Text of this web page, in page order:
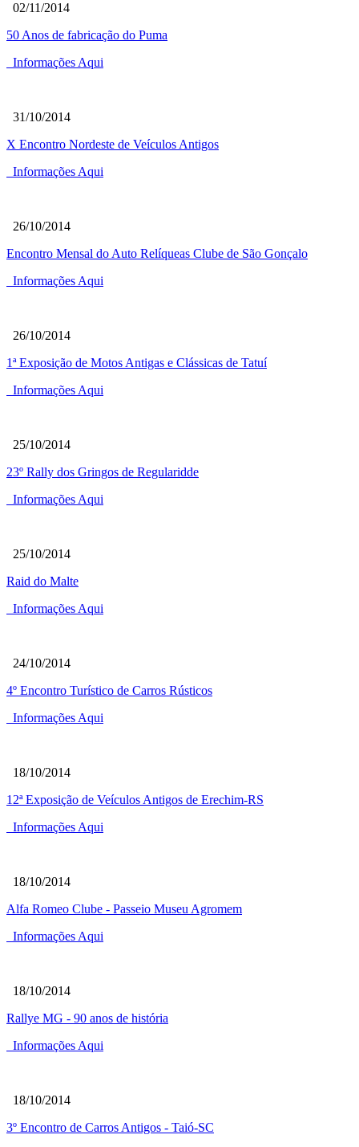
02/11/2014
50 Anos de fabricação do Puma
Informações Aqui
31/10/2014
X Encontro Nordeste de Veículos Antigos
Informações Aqui
26/10/2014
Encontro Mensal do Auto Relíqueas Clube de São Gonçalo
Informações Aqui
26/10/2014
1ª Exposição de Motos Antigas e Clássicas de Tatuí
Informações Aqui
25/10/2014
23º Rally dos Gringos de Regularidde
Informações Aqui
25/10/2014
Raid do Malte
Informações Aqui
24/10/2014
4º Encontro Turístico de Carros Rústicos
Informações Aqui
18/10/2014
12ª Exposição de Veículos Antigos de Erechim-RS
Informações Aqui
18/10/2014
Alfa Romeo Clube - Passeio Museu Agromem
Informações Aqui
18/10/2014
Rallye MG - 90 anos de história
Informações Aqui
18/10/2014
3º Encontro de Carros Antigos - Taió-SC